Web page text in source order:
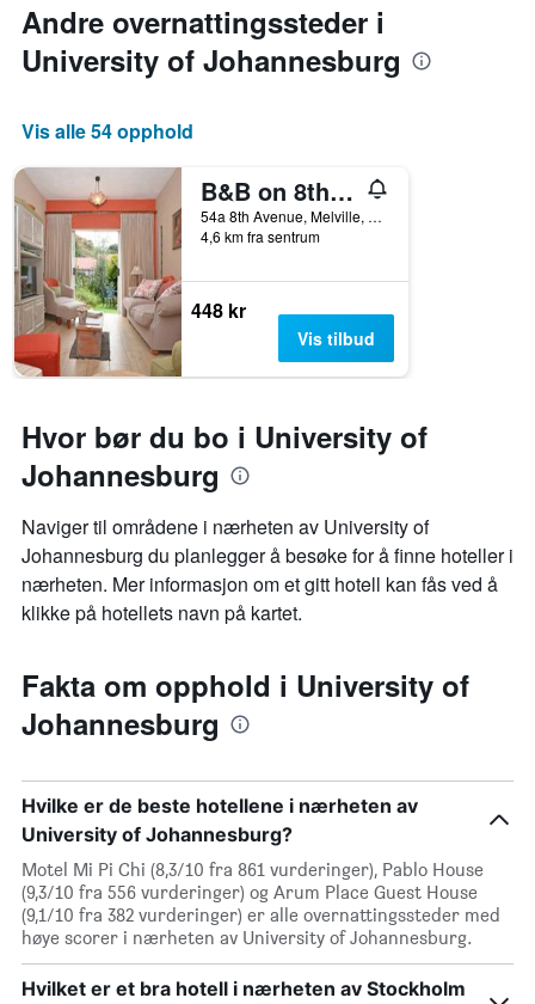
Andre overnattingssteder i
University of Johannesburg
Vis alle 54 opphold
B&B on 8th Avenue
54a 8th Avenue, Melville, Johannesburg, Gauteng, Sør-Afrika
4,6 km fra sentrum
448 kr
Vis tilbud
Hvor bør du bo i University of
Johannesburg
Naviger til områdene i nærheten av University of
Johannesburg du planlegger å besøke for å finne hoteller i
nærheten. Mer informasjon om et gitt hotell kan fås ved å
klikke på hotellets navn på kartet.
Fakta om opphold i University of
Johannesburg
Hvilke er de beste hotellene i nærheten av
University of Johannesburg?
Motel Mi Pi Chi (8,3/10 fra 861 vurderinger), Pablo House
(9,3/10 fra 556 vurderinger) og Arum Place Guest House
(9,1/10 fra 382 vurderinger) er alle overnattingssteder med
høye scorer i nærheten av University of Johannesburg.
Hvilket er et bra hotell i nærheten av Stockholm